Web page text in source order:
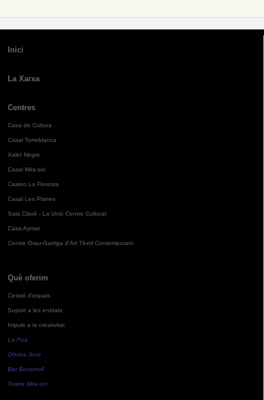
Inici
La Xarxa
Centres
Casa de Cultura
Casal Torreblanca
Xalet Negre
Casal Mira-sol
Casino La Floresta
Casal Les Planes
Sala Clavé - La Unió Centre Cultural
Casa Aymat
Centre Grau-Garriga d'Art Tèxtil Contemporani
Què oferim
Cessió d'espais
Suport a les entitats
Impuls a la creativitat
La Pua
Oficina Jove
Bar Bocamoll
Teatre Mira-sol